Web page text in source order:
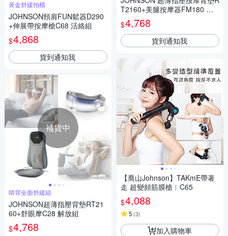
黃金舒緩拍檔
JOHNSON頸肩FUN鬆器D290
+伸展帶按摩槍C68 活絡組
$4,868
貨到通知我
補貨中
睛背全面舒緩組
JOHNSON超薄指壓背墊RT21
60+舒眼摩C28 解放組
$4,768
T2160+美腿按摩器FM180 黃
金組合
$4,768
貨到通知我
【喬山Johnson】TAKmE帶著
走 超變頻筋膜槍︱C65
$4,088
5 (3)
加入購物車